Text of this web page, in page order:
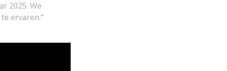
2025. We
ervaren.”